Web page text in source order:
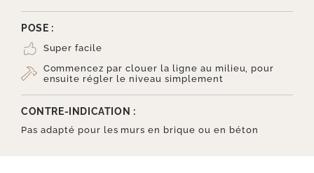
POSE :
Super facile
Commencez par clouer la ligne au milieu, pour
ensuite régler le niveau simplement
CONTRE-INDICATION :
Pas adapté pour les murs en brique ou en béton